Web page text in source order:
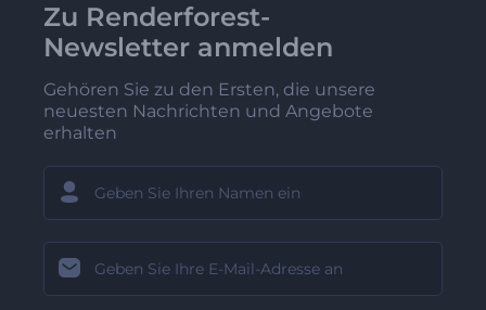
Zu Renderforest-
Newsletter anmelden
Gehören Sie zu den Ersten, die unsere
neuesten Nachrichten und Angebote
erhalten